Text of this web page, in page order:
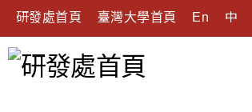
研發處首頁 臺灣大學首頁 En 中